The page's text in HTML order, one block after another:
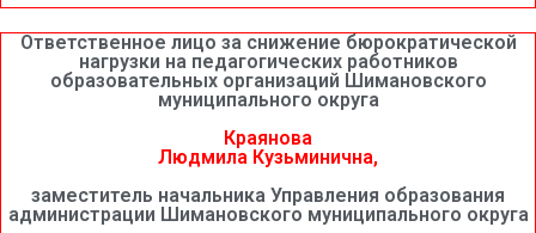
Ответственное лицо за снижение бюрократической
нагрузки на педагогических работников
образовательных организаций Шимановского
муниципального округа
Краянова
Людмила Кузьминична,
заместитель начальника Управления образования
администрации Шимановского муниципального округа